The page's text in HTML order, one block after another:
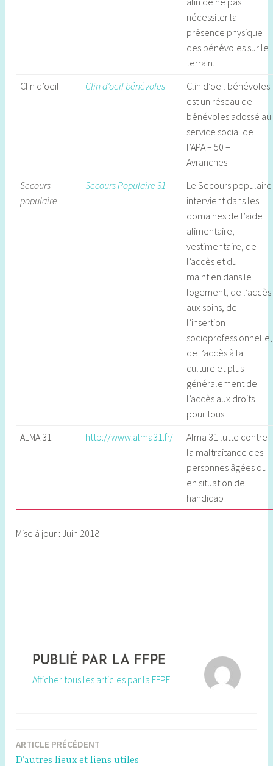
nécessiter la
présence physique
des bénévoles sur le
terrain.
Clin d’oeil
Clin d’oeil bénévoles
Clin d’oeil bénévoles
est un réseau de
bénévoles adossé au
service social de
l’APA – 50 –
Avranches
Secours
populaire
Secours Populaire 31
Le Secours populaire
intervient dans les
domaines de l’aide
alimentaire,
vestimentaire, de
l’accès et du
maintien dans le
logement, de l’accès
aux soins, de
l’insertion
socioprofessionnelle,
de l’accès à la
culture et plus
généralement de
l’accès aux droits
pour tous.
ALMA 31
http://www.alma31.fr/
Alma 31 lutte contre
la maltraitance des
personnes âgées ou
en situation de
handicap
Mise à jour : Juin 2018
Publié par la FFPE
Afficher tous les articles par la FFPE
Navigation
ARTICLE PRÉCÉDENT
D’autres lieux et liens utiles